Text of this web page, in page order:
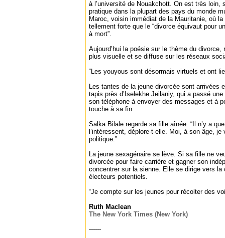
à l’université de Nouakchott. On est très loin,
pratique dans la plupart des pays du monde
Maroc, voisin immédiat de la Mauritanie, où
tellement forte que le “divorce équivaut pour
à mort”.
Aujourd’hui la poésie sur le thème du
plus visuelle et se diffuse sur les réseaux
“Les youyous sont désormais virtuels et ont
Les tantes de la jeune divorcée sont arrivées
tapis près d’Iselekhe Jeilaniy, qui a passé
son téléphone à envoyer des messages et à
touche à sa fin.
Salka Bilale regarde sa fille aînée. “Il n’y a
l’intéressent, déplore-t-elle. Moi, à son âge,
politique.”
La jeune sexagénaire se lève. Si sa fille ne
divorcée pour faire carrière et gagner son
concentrer sur la sienne. Elle se dirige vers la
électeurs potentiels.
“Je compte sur les jeunes pour récolter des
Ruth Maclean
The New York Times (New York)
------